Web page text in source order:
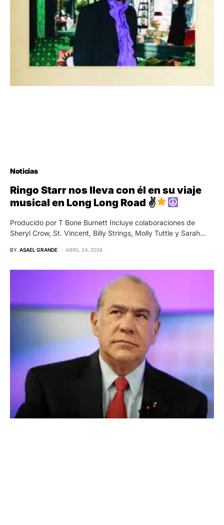
Noticias
Ringo Starr nos lleva con él en su viaje
musical en Long Long Road ✌
Producido por T Bone Burnett Incluye colaboraciones de
Sheryl Crow, St. Vincent, Billy Strings, Molly Tuttle y Sarah…
BY ASAEL GRANDE ABRIL 24, 2026